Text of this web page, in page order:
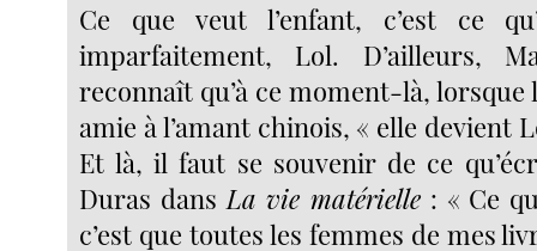
Ce que veut l’enfant, c’est ce
imparfaitement, Lol. D’ailleurs,
reconnaît qu’à ce moment-là, lorsque
amie à l’amant chinois, « elle devient
Et là, il faut se souvenir de ce
Duras dansLa vie matérielle : « Ce
c’est que toutes les femmes de mes